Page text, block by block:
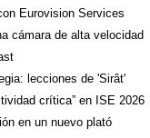
Eurovision Services
cámara de alta velocidad
lecciones de 'Sirât'
crítica” en ISE 2026
en un nuevo plató